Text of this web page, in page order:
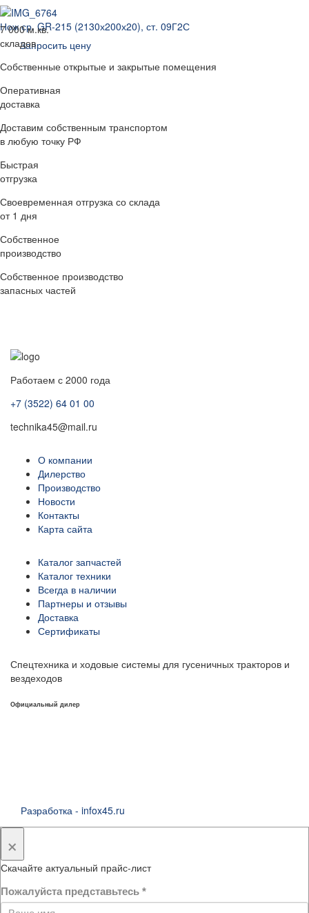
Нож ср. GR-215 (2130х200х20), ст. 09Г2С
Запросить цену
7 000 м.кв.
складов
Собственные открытые и закрытые помещения
Оперативная
доставка
Доставим собственным транспортом
в любую точку РФ
Быстрая
отгрузка
Своевременная отгрузка со склада
от 1 дня
Собственное
производство
Собственное производство
запасных частей
Работаем с 2000 года
+7 (3522) 64 01 00
technika45@mail.ru
О компании
Дилерство
Производство
Новости
Контакты
Карта сайта
Каталог запчастей
Каталог техники
Всегда в наличии
Партнеры и отзывы
Доставка
Сертификаты
Спецтехника и ходовые системы для гусеничных тракторов и
вездеходов
Официальный дилер
Разработка - infox45.ru
×
Скачайте актуальный прайс-лист
Пожалуйста представьтесь *